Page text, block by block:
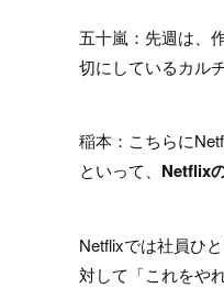
五十嵐：先週は、
切にしているカル
稲本：こちらに
といって、 Netflix
Netflixでは社員ひ
対して「これをや